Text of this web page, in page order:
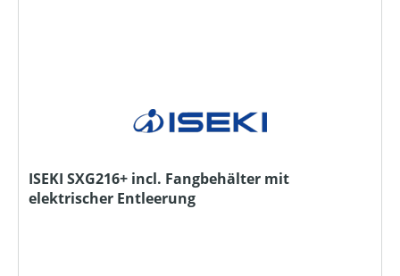
ISEKI SXG216+ incl. Fangbehälter mit
elektrischer Entleerung